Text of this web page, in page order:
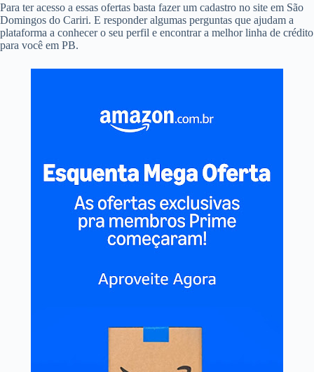
Para ter acesso a essas ofertas basta fazer um cadastro no site em São
Domingos do Cariri. E responder algumas perguntas que ajudam a
plataforma a conhecer o seu perfil e encontrar a melhor linha de crédito
para você em PB.